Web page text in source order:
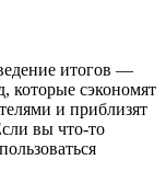
итогов —
которые сэкономят
и приблизят
вы что-то